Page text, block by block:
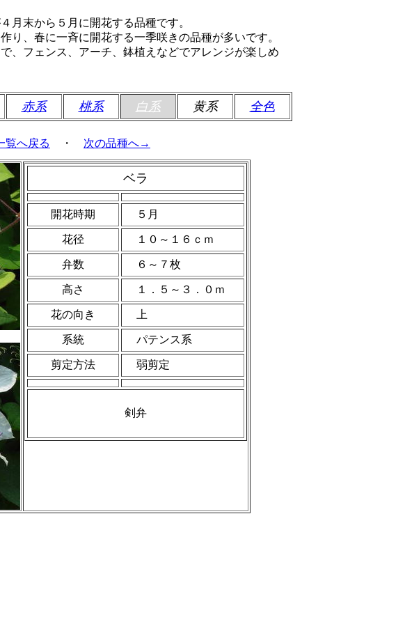
月末から５月に開花する品種です。
り、春に一斉に開花する一季咲きの品種が多いです。
、フェンス、アーチ、鉢植えなどでアレンジが楽しめ
赤系 桃系 白系 黄系 全色
覧へ戻る ・ 次の品種へ→
ベラ
開花時期 ５月
花径 １０～１６ｃｍ
弁数 ６～７枚
高さ １．５～３．０ｍ
花の向き 上
系統 パテンス系
剪定方法 弱剪定
剣弁